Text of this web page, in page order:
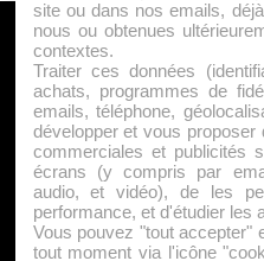
A
Qui
Politique
site ou dans nos emails,
nous ou obtenues
contextes.
Traiter ces données
achats, programmes de
emails, téléphone,
développer et vous
commerciales et publicités
écrans (y compris par
audio, et vidéo), de les
performance, et d'étudier les
Vous pouvez "tout accepter"
tout moment via l'icône